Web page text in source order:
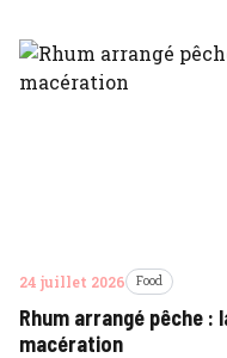
exceptionnelle.
24 juillet 2026 Food
Rhum arrangé pêche
macération